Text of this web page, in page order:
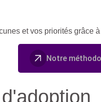
et vos priorités grâce
Notre